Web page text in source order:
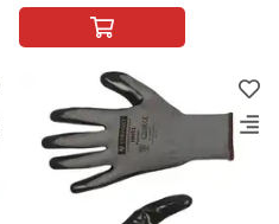
маслобензостойкие СПЕЙС
НИТ SCAFFA NY1359